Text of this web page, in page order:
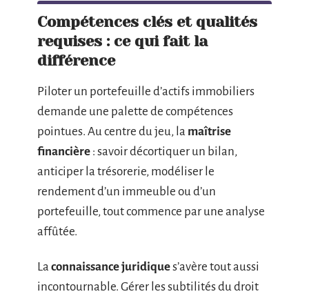
Compétences clés et qualités
requises : ce qui fait la
différence
Piloter un portefeuille d’actifs immobiliers
demande une palette de compétences
pointues. Au centre du jeu, la maîtrise
financière : savoir décortiquer un bilan,
anticiper la trésorerie, modéliser le
rendement d’un immeuble ou d’un
portefeuille, tout commence par une analyse
affûtée.
La connaissance juridiques’avère tout aussi
incontournable. Gérer les subtilités du droit